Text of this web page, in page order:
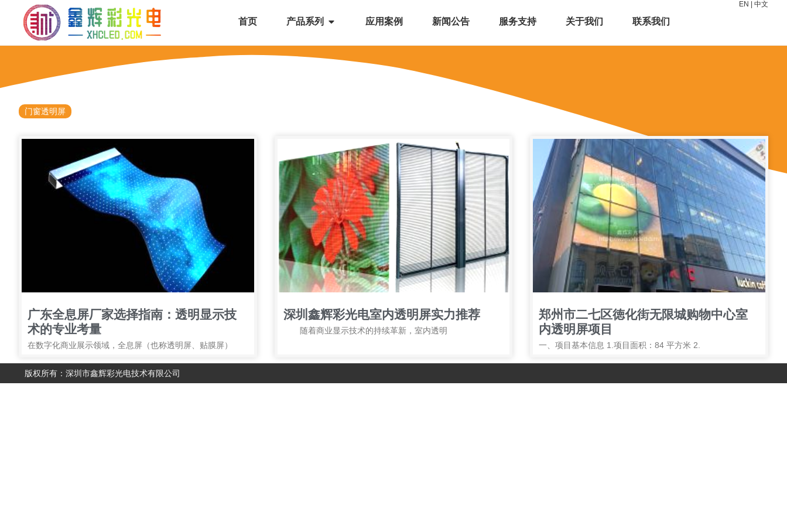
首页 产品系列 应用案例 新闻公告 服务支持 关于我们 联系我们
EN 中文
门窗透明屏
广东全息屏厂家选择指南：透明显示技
术的专业考量
在数字化商业展示领域，全息屏（也称透明屏、贴膜屏）
深圳鑫辉彩光电室内透明屏实力推荐
随着商业显示技术的持续革新，室内透明
郑州市二七区徳化街无限城购物中心室
内透明屏项目
一、项目基本信息 1.项目面积：84 平方米 2.
版权所有：深圳市鑫辉彩光电技术有限公司